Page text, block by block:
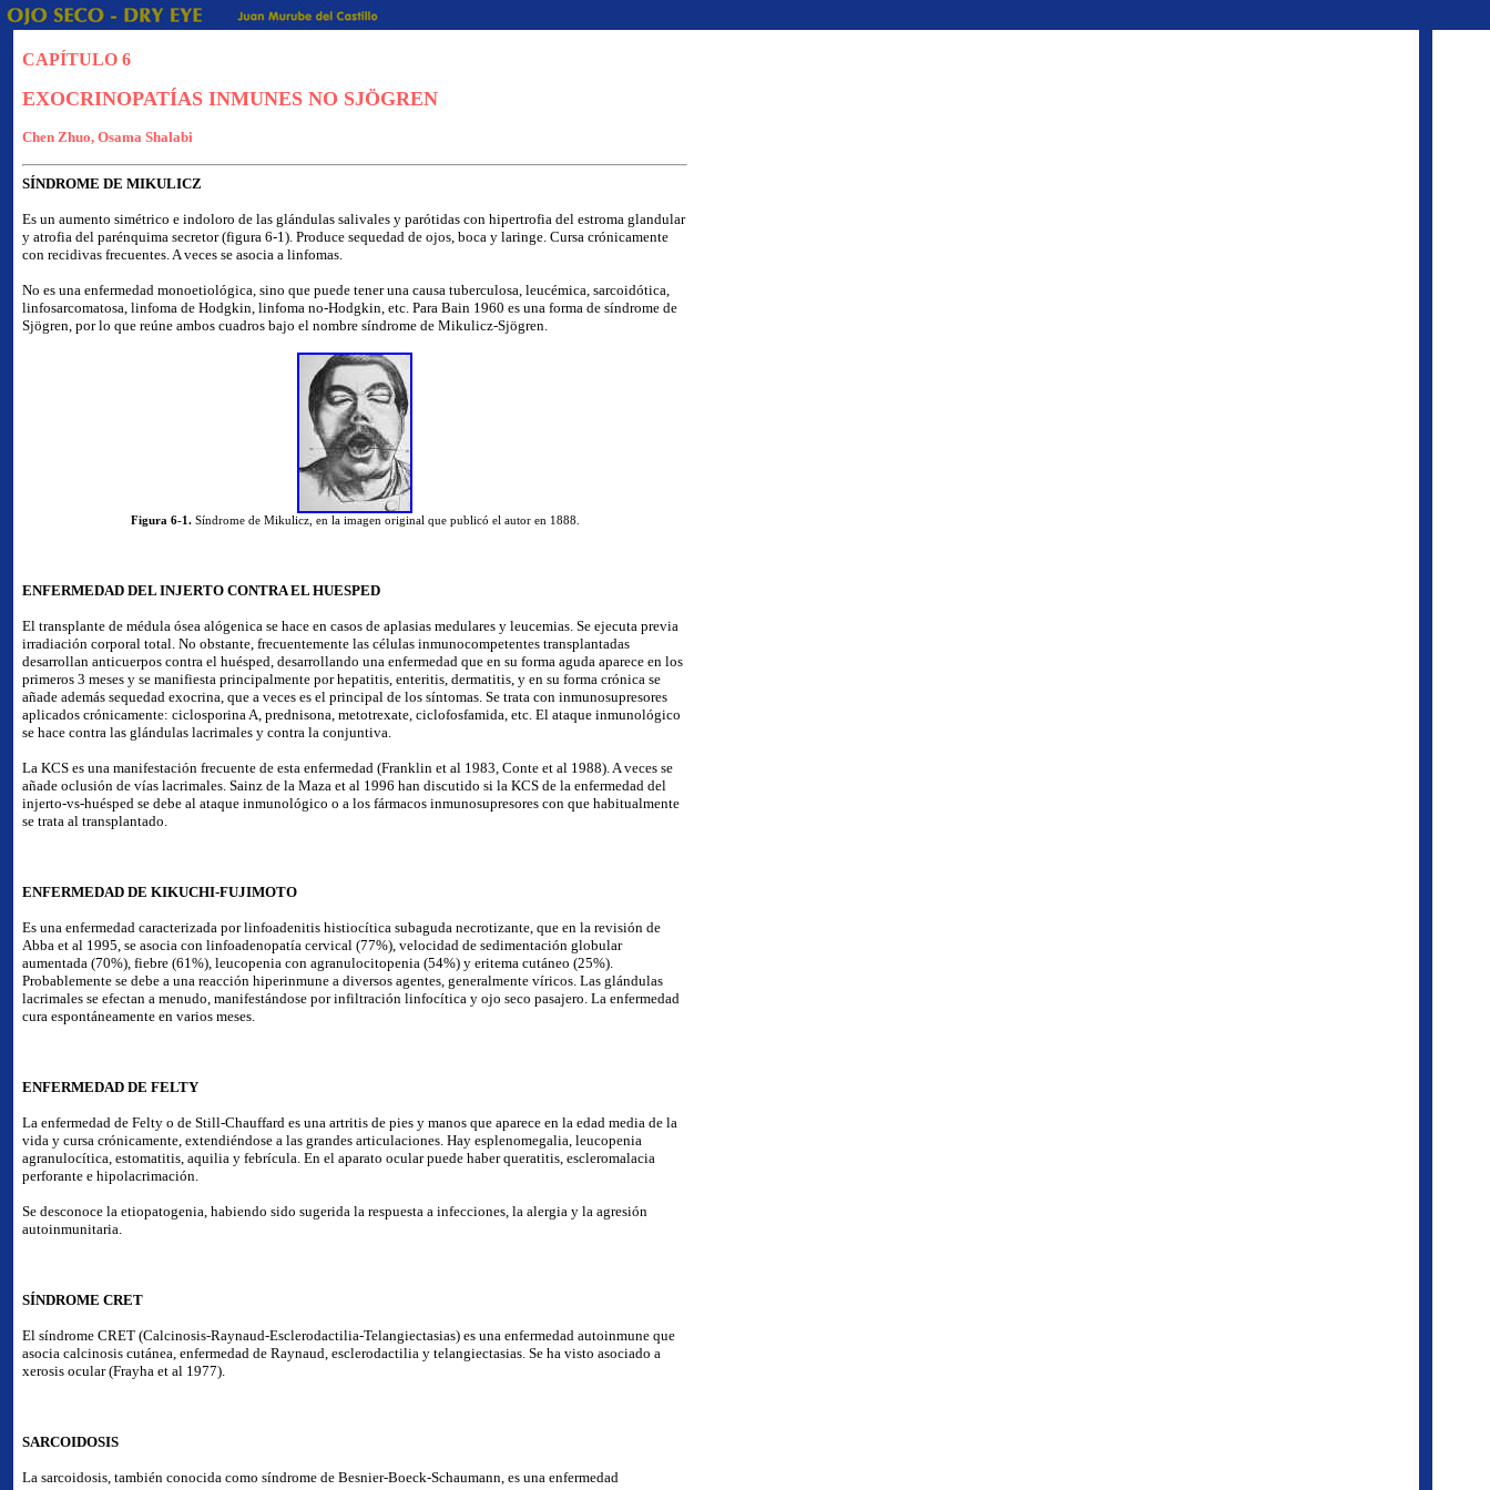
CAPÍTULO 6
EXOCRINOPATÍAS INMUNES NO SJÖGREN
Chen Zhuo, Osama Shalabi
SÍNDROME DE MIKULICZ
Es un aumento simétrico e indoloro de las glándulas salivales y parótidas con hipertrofia del estroma glandular
y atrofia del parénquima secretor (figura 6-1). Produce sequedad de ojos, boca y laringe. Cursa crónicamente
con recidivas frecuentes. A veces se asocia a linfomas.
No es una enfermedad monoetiológica, sino que puede tener una causa tuberculosa, leucémica, sarcoidótica,
linfosarcomatosa, linfoma de Hodgkin, linfoma no-Hodgkin, etc. Para Bain 1960 es una forma de síndrome de
Sjögren, por lo que reúne ambos cuadros bajo el nombre síndrome de Mikulicz-Sjögren.
Figura 6-1.Síndrome de Mikulicz, en la imagen original que publicó el autor en 1888.
ENFERMEDAD DEL INJERTO CONTRA EL HUESPED
El transplante de médula ósea alógenica se hace en casos de aplasias medulares y leucemias. Se ejecuta previa
irradiación corporal total. No obstante, frecuentemente las células inmunocompetentes transplantadas
desarrollan anticuerpos contra el huésped, desarrollando una enfermedad que en su forma aguda aparece en los
primeros 3 meses y se manifiesta principalmente por hepatitis, enteritis, dermatitis, y en su forma crónica se
añade además sequedad exocrina, que a veces es el principal de los síntomas. Se trata con inmunosupresores
aplicados crónicamente: ciclosporina A, prednisona, metotrexate, ciclofosfamida, etc. El ataque inmunológico
se hace contra las glándulas lacrimales y contra la conjuntiva.
La KCS es una manifestación frecuente de esta enfermedad (Franklin et al 1983, Conte et al 1988). A veces se
añade oclusión de vías lacrimales. Sainz de la Maza et al 1996 han discutido si la KCS de la enfermedad del
injerto-vs-huésped se debe al ataque inmunológico o a los fármacos inmunosupresores con que habitualmente
se trata al transplantado.
ENFERMEDAD DE KIKUCHI-FUJIMOTO
Es una enfermedad caracterizada por linfoadenitis histiocítica subaguda necrotizante, que en la revisión de
Abba et al 1995, se asocia con linfoadenopatía cervical (77%), velocidad de sedimentación globular
aumentada (70%), fiebre (61%), leucopenia con agranulocitopenia (54%) y eritema cutáneo (25%).
Probablemente se debe a una reacción hiperinmune a diversos agentes, generalmente víricos. Las glándulas
lacrimales se efectan a menudo, manifestándose por infiltración linfocítica y ojo seco pasajero. La enfermedad
cura espontáneamente en varios meses.
ENFERMEDAD DE FELTY
La enfermedad de Felty o de Still-Chauffard es una artritis de pies y manos que aparece en la edad media de la
vida y cursa crónicamente, extendiéndose a las grandes articulaciones. Hay esplenomegalia, leucopenia
agranulocítica, estomatitis, aquilia y febrícula. En el aparato ocular puede haber queratitis, escleromalacia
perforante e hipolacrimación.
Se desconoce la etiopatogenia, habiendo sido sugerida la respuesta a infecciones, la alergia y la agresión
autoinmunitaria.
SÍNDROME CRET
El síndrome CRET (Calcinosis-Raynaud-Esclerodactilia-Telangiectasias) es una enfermedad autoinmune que
asocia calcinosis cutánea, enfermedad de Raynaud, esclerodactilia y telangiectasias. Se ha visto asociado a
xerosis ocular (Frayha et al 1977).
SARCOIDOSIS
La sarcoidosis, también conocida como síndrome de Besnier-Boeck-Schaumann, es una enfermedad